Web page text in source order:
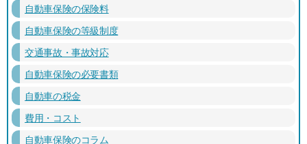
自動車保険の保険料
自動車保険の等級制度
交通事故・事故対応
自動車保険の必要書類
自動車の税金
費用・コスト
自動車保険のコラム